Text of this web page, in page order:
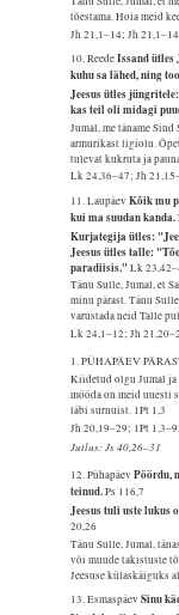
tõestama. Hoia meid
Jh 21,1–14; Jh 21,1–14
10. ReedeIssand
kuhu sa lähed, ning
Jeesus ütles
kas teil oli midagi
Jumal, me täname
armurikast ligiolu.
tulevat kukruta ja
Lk 24,36–47; Jh
11. LaupäevKõik mu
kui ma suudan kanda.
Kurjategija ütles:
Jeesus ütles talle:
paradiisis."Lk
Tänu Sulle, Jumal, et
minu pärast. Tänu
varustada neid Talle
Lk 24,1–12; Jh
1. PÜHAPÄEV
Kiidetud olgu Jumal ja
mööda on meid uuesti
läbi surnuist. 1Pt 1,3
Jh 20,19–29; 1Pt
Jutlus: Js 40,26–31
12. PühapäevPöördu,
teinud.Ps 116,7
Jeesus tuli uste lukus
20,26
Tänu Sulle, Jumal,
või muude takistuste
Jeesuse külaskäiguks
13. EsmaspäevSinu